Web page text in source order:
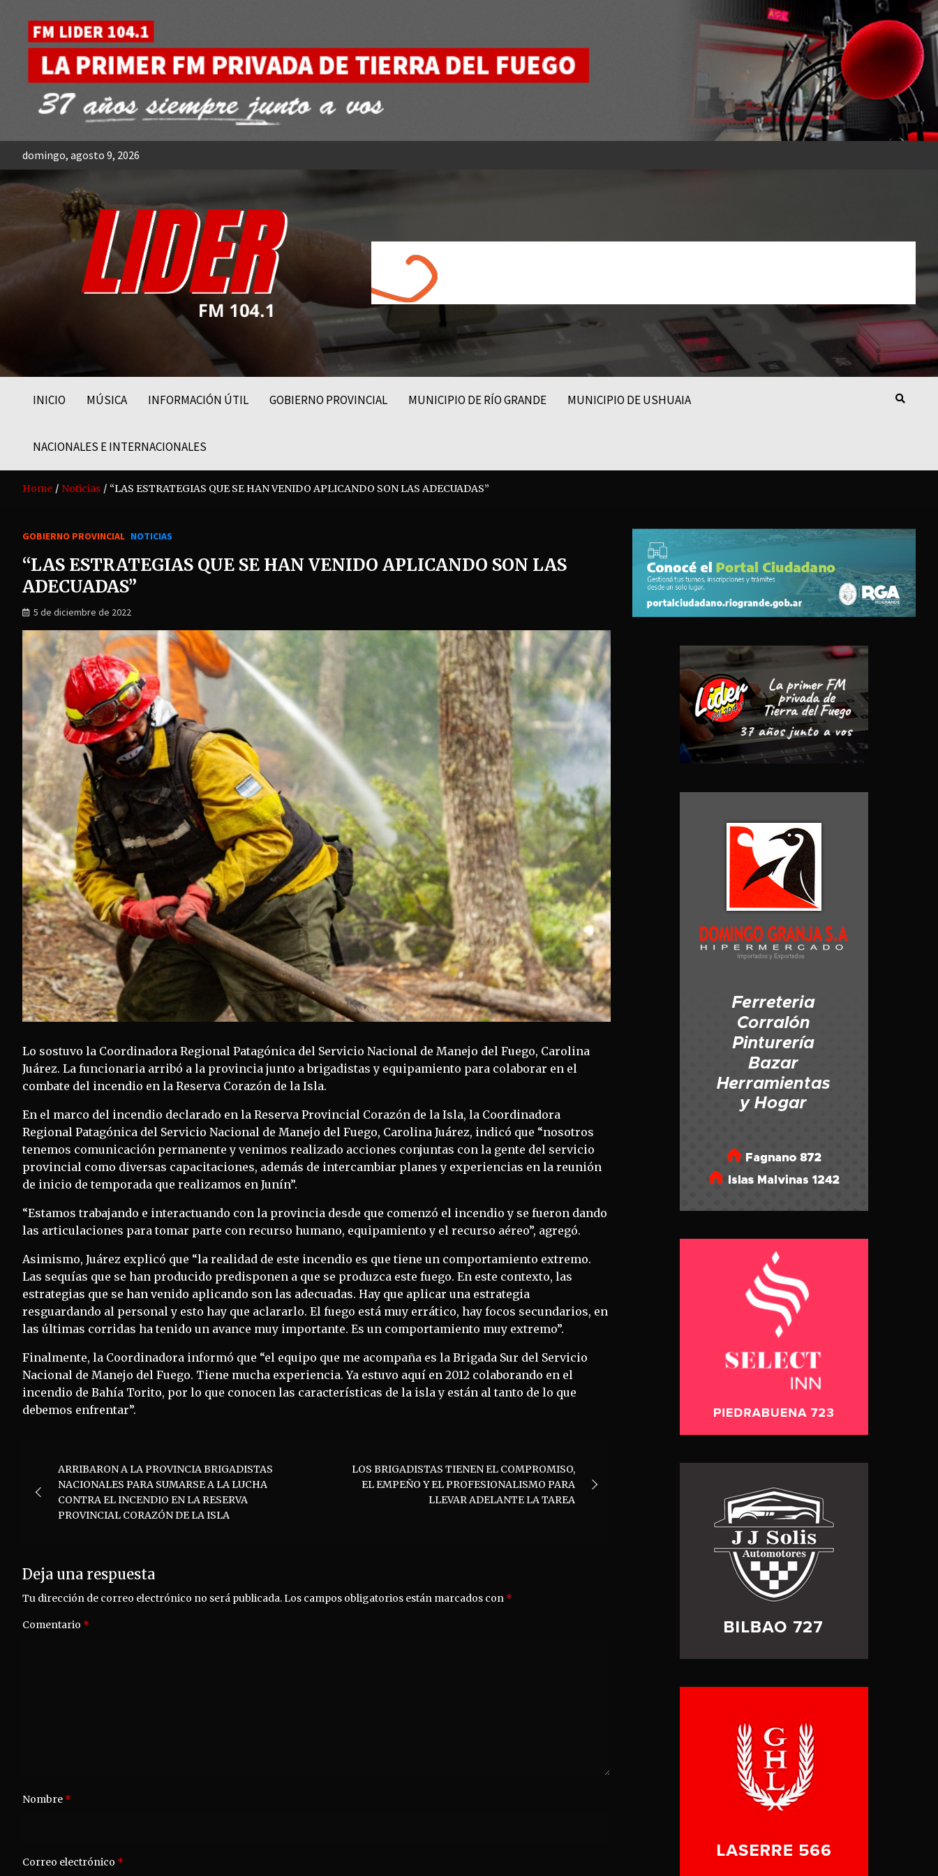
content
domingo, agosto 9, 2026
FM LIDER 104.1
INICIO MÚSICA INFORMACIÓN ÚTIL GOBIERNO PROVINCIAL MUNICIPIO DE RÍO GRANDE MUNICIPIO DE USHUAIA
NACIONALES E INTERNACIONALES
Home Noticias “LAS ESTRATEGIAS QUE SE HAN VENIDO APLICANDO SON LAS ADECUADAS”
GOBIERNO PROVINCIAL NOTICIAS
“LAS ESTRATEGIAS QUE SE HAN VENIDO APLICANDO SON LAS
ADECUADAS”
5 de diciembre de 2022
Lo sostuvo la Coordinadora Regional Patagónica del Servicio Nacional de Manejo del Fuego, Carolina
Juárez. La funcionaria arribó a la provincia junto a brigadistas y equipamiento para colaborar en el
combate del incendio en la Reserva Corazón de la Isla.
En el marco del incendio declarado en la Reserva Provincial Corazón de la Isla, la Coordinadora
Regional Patagónica del Servicio Nacional de Manejo del Fuego, Carolina Juárez, indicó que “nosotros
tenemos comunicación permanente y venimos realizado acciones conjuntas con la gente del servicio
provincial como diversas capacitaciones, además de intercambiar planes y experiencias en la reunión
de inicio de temporada que realizamos en Junín”.
“Estamos trabajando e interactuando con la provincia desde que comenzó el incendio y se fueron dando
las articulaciones para tomar parte con recurso humano, equipamiento y el recurso aéreo”, agregó.
Asimismo, Juárez explicó que “la realidad de este incendio es que tiene un comportamiento extremo.
Las sequías que se han producido predisponen a que se produzca este fuego. En este contexto, las
estrategias que se han venido aplicando son las adecuadas. Hay que aplicar una estrategia
resguardando al personal y esto hay que aclararlo. El fuego está muy errático, hay focos secundarios, en
las últimas corridas ha tenido un avance muy importante. Es un comportamiento muy extremo”.
Finalmente, la Coordinadora informó que “el equipo que me acompaña es la Brigada Sur del Servicio
Nacional de Manejo del Fuego. Tiene mucha experiencia. Ya estuvo aquí en 2012 colaborando en el
incendio de Bahía Torito, por lo que conocen las características de la isla y están al tanto de lo que
debemos enfrentar”.
de
entradas
ARRIBARON A LA PROVINCIA BRIGADISTAS
NACIONALES PARA SUMARSE A LA LUCHA
CONTRA EL INCENDIO EN LA RESERVA
PROVINCIAL CORAZÓN DE LA ISLA
LOS BRIGADISTAS TIENEN EL COMPROMISO,
EL EMPEÑO Y EL PROFESIONALISMO PARA
LLEVAR ADELANTE LA TAREA
Deja una respuesta
Tu dirección de correo electrónico no será publicada.Los campos obligatorios están marcados con *
Comentario *
Nombre *
Correo electrónico *